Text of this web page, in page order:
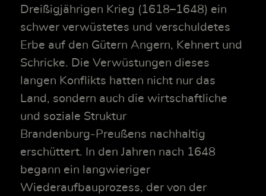
Dreißigjährigen Krieg (1618–1648) ein
schwer verwüstetes und verschuldetes
Erbe auf den Gütern Angern, Kehnert und
Schricke. Die Verwüstungen dieses
langen Konflikts hatten nicht nur das
Land, sondern auch die wirtschaftliche
und soziale Struktur
Brandenburg‑Preußens nachhaltig
erschüttert. In den Jahren nach 1648
begann ein langwieriger
Wiederaufbauprozess, der von der